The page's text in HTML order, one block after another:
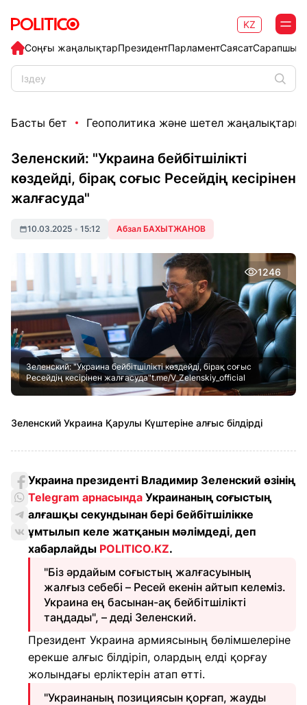
Соңғы жаңалықтарПрезидентПарламентСаясат
KZ
Басты бет Геополитика және шетел жаңалықтары
Зеленский: "Украина бейбітшілікті
көздейді, бірақ соғыс Ресейдің кесірінен
жалғасуда"
10.03.2025 • 15:12 Абзал БАХЫТЖАНОВ
1246
Зеленский: "Украина бейбітшілікті көздейді, бірақ соғыс
Ресейдің кесірінен жалғасуда"t.me/V_Zelenskiy_official
Зеленский Украина Қарулы Күштеріне алғыс білдірді
Украина президенті Владимир Зеленский өзінің
Telegram арнасында Украинаның соғыстың
алғашқы секундынан бері бейбітшілікке
ұмтылып келе жатқанын мәлімдеді, деп
хабарлайды POLITICO.KZ.
"Біз әрдайым соғыстың жалғасуының
жалғыз себебі – Ресей екенін айтып келеміз.
Украина ең басынан-ақ бейбітшілікті
таңдады", – деді Зеленский.
Президент Украина армиясының бөлімшелеріне
ерекше алғыс білдіріп, олардың елді қорғау
жолындағы ерліктерін атап өтті.
"Украинаның позициясын қорғап, жауды